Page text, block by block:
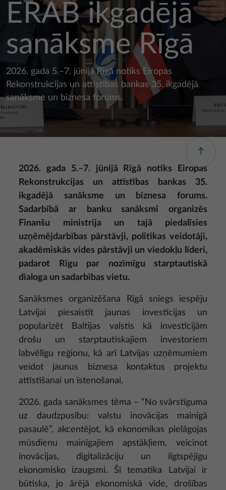
ERAB ikgadējā
sanāksme Rīgā
2026. gada 5.–7. jūnijā Rīgā notiks Eiropas
Rekonstrukcijas un attīstības bankas 35. ikgadējā
sanāksme un biznesa forums.
2026. gada 5.–7. jūnijā Rīgā notiks Eiropas
Rekonstrukcijas un attīstības bankas 35.
ikgadējā sanāksme un biznesa forums.
Sadarbībā ar banku sanāksmi organizēs
Finanšu ministrija un tajā piedalīsies
uzņēmējdarbības pārstāvji, politikas veidotāji,
akadēmiskās vides pārstāvji un viedokļu līderi,
padarot Rīgu par nozīmīgu starptautiskā
dialoga un sadarbības vietu.
Sanāksmes organizēšana Rīgā sniegs iespēju
Latvijai piesaistīt jaunas investīcijas un
popularizēt Baltijas valstis kā investīcijām
drošu un starptautiskajiem investoriem
labvēlīgu reģionu, kā arī Latvijas uzņēmumiem
veidot jaunus biznesa kontaktus projektu
attīstīšanai un īstenošanai.
2026. gada sanāksmes tēma – “No svārstīguma
uz daudzpusību: valstu inovācijas mainīgā
pasaulē”, akcentējot, kā ekonomikas pielāgojas
mūsdienu mainīgajiem apstākļiem, veicinot
inovācijas, digitalizāciju un ilgtspējīgu
ekonomisko izaugsmi. Šī tematika Latvijai ir
būtiska, jo ārējā ekonomiskā vide, drošības